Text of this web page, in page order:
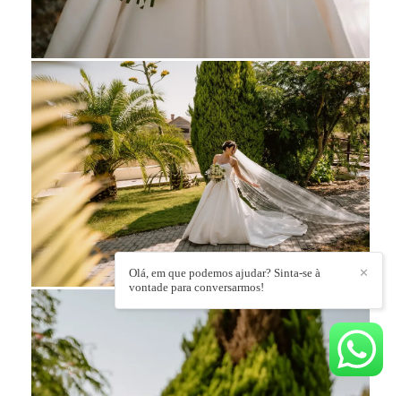
✕
Olá, em que podemos ajudar? Sinta-se à
vontade para conversarmos!